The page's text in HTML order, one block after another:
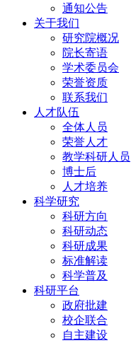
通知公告
关于我们
研究院概况
院长寄语
学术委员会
荣誉资质
联系我们
人才队伍
全体人员
荣誉人才
教学科研人员
博士后
人才培养
科学研究
科研方向
科研动态
科研成果
标准解读
科学普及
科研平台
政府批建
校企联合
自主建设